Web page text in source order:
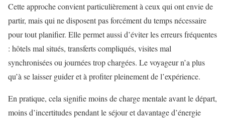
Cette approche convient particulièrement à ceux qui ont envie de
partir, mais qui ne disposent pas forcément du temps nécessaire
pour tout planifier. Elle permet aussi d’éviter les erreurs fréquentes
: hôtels mal situés, transferts compliqués, visites mal
synchronisées ou journées trop chargées. Le voyageur n’a plus
qu’à se laisser guider et à profiter pleinement de l’expérience.
En pratique, cela signifie moins de charge mentale avant le départ,
moins d’incertitudes pendant le séjour et davantage d’énergie